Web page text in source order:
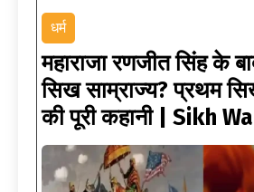
धर्म
महाराजा रणजीत सिंह के
सिख साम्राज्य? प्रथम
की पूरी कहानी | Sikh